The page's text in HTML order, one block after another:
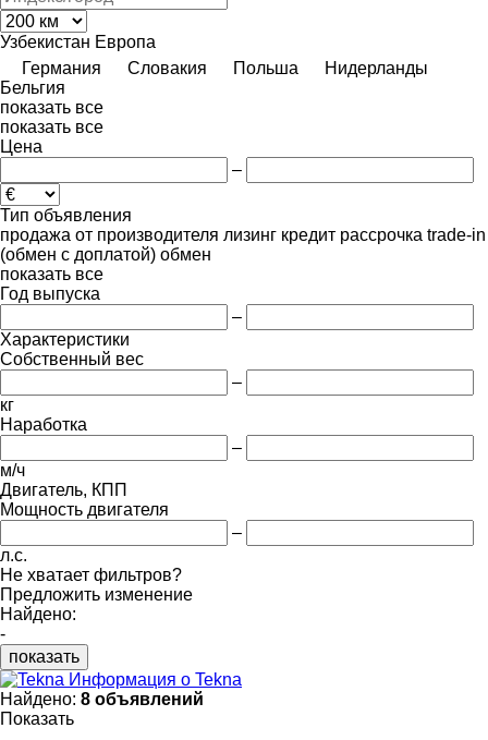
Узбекистан Европа
Германия
Словакия Польша
Нидерланды
Бельгия
показать все
показать все
Цена
–
Тип объявления
продажа от производителя лизинг кредит рассрочка trade-in
(обмен с доплатой) обмен
показать все
Год выпуска
–
Характеристики
Собственный вес
–
кг
Наработка
–
м/ч
Двигатель, КПП
Мощность двигателя
–
л.с.
Не хватает фильтров?
Предложить изменение
Найдено:
-
показать
Информация о Tekna
Найдено: 8 объявлений
Показать